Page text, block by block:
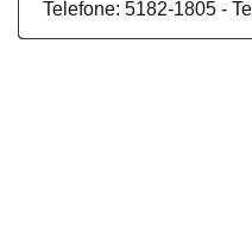
Telefone: 5182-1805 -